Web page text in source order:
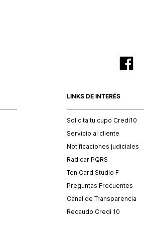
LINKS DE INTERÉS
Solicita tu cupo Credi10
Servicio al cliente
Notificaciones judiciales
Radicar PQRS
Ten Card Studio F
Preguntas Frecuentes
Canal de Transparencia
Recaudo Credi 10